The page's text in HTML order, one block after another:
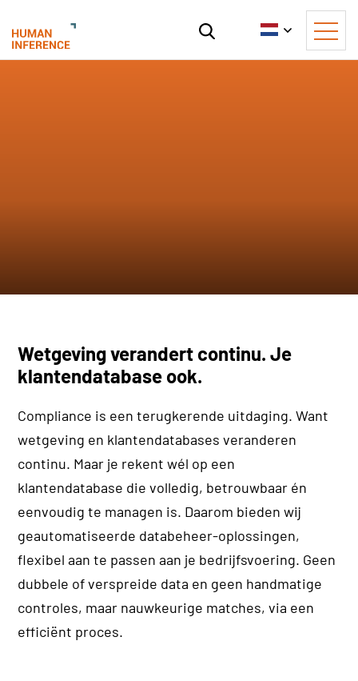
Wetgeving verandert continu. Je
klantendatabase ook.
Compliance is een terugkerende uitdaging. Want
wetgeving en klantendatabases veranderen
continu. Maar je rekent wél op een
klantendatabase die volledig, betrouwbaar én
eenvoudig te managen is. Daarom bieden wij
geautomatiseerde databeheer-oplossingen,
flexibel aan te passen aan je bedrijfsvoering. Geen
dubbele of verspreide data en geen handmatige
controles, maar nauwkeurige matches, via een
efficiënt proces.